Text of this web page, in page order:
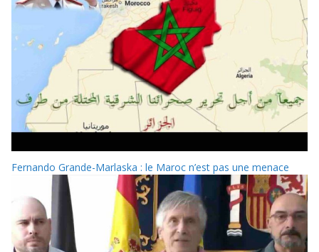
Fernando Grande-Marlaska : le Maroc n’est pas une menace